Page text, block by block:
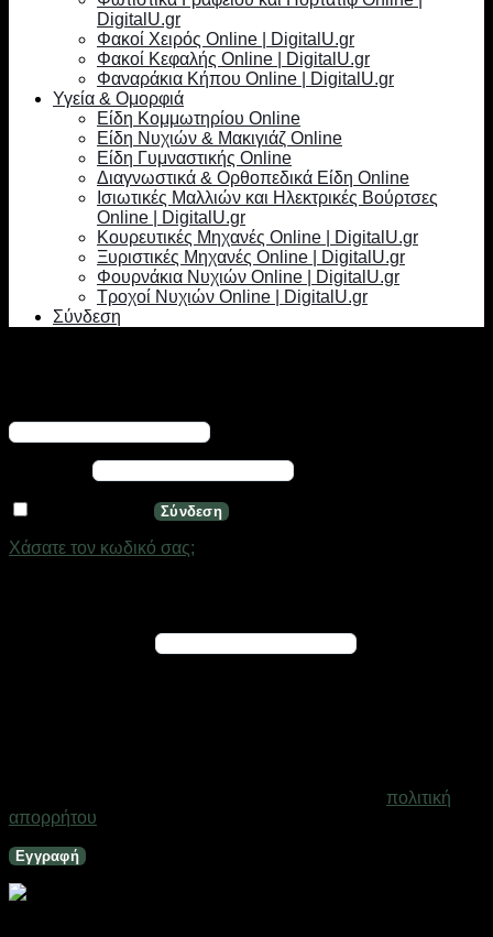
DigitalU.gr
Φακοί Χειρός Online | DigitalU.gr
Φακοί Κεφαλής Online | DigitalU.gr
Φαναράκια Κήπου Online | DigitalU.gr
Υγεία & Ομορφιά
Είδη Κομμωτηρίου Online
Είδη Νυχιών & Μακιγιάζ Online
Είδη Γυμναστικής Online
Διαγνωστικά & Ορθοπεδικά Είδη Online
Ισιωτικές Μαλλιών και Ηλεκτρικές Βούρτσες
Online | DigitalU.gr
Κουρευτικές Μηχανές Online | DigitalU.gr
Ξυριστικές Μηχανές Online | DigitalU.gr
Φουρνάκια Νυχιών Online | DigitalU.gr
Τροχοί Νυχιών Online | DigitalU.gr
Σύνδεση
Απαιτείται
Σύνδεση
Χάσατε τον κωδικό σας;
Απαιτείται
πολιτική
απορρήτου
Εγγραφή